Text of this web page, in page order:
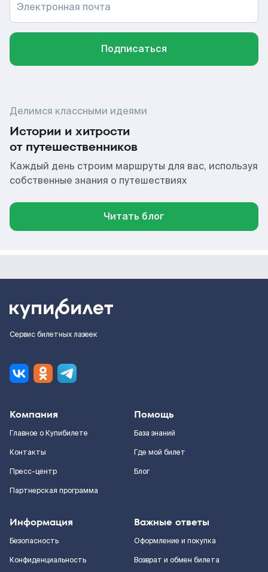
Электронная почта
Подписаться
Делимся классными идеями
Истории и хитрости
от путешественников
Каждый день строим маршруты для вас, используя
собственные знания о путешествиях
Читать блог
Сервис билетных лазеек
Компания
Главное о Купибилете
Контакты
Пресс-центр
Партнерская программа
Помощь
База знаний
Где мой билет
Блог
Информация
Безопасность
Конфиденциальность
Важные ответы
Оформление и покупка
Возврат и обмен билета